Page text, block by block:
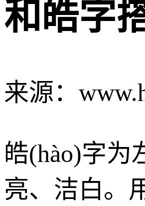
和皓字
来源：
皓(hào)字为
亮、洁白。